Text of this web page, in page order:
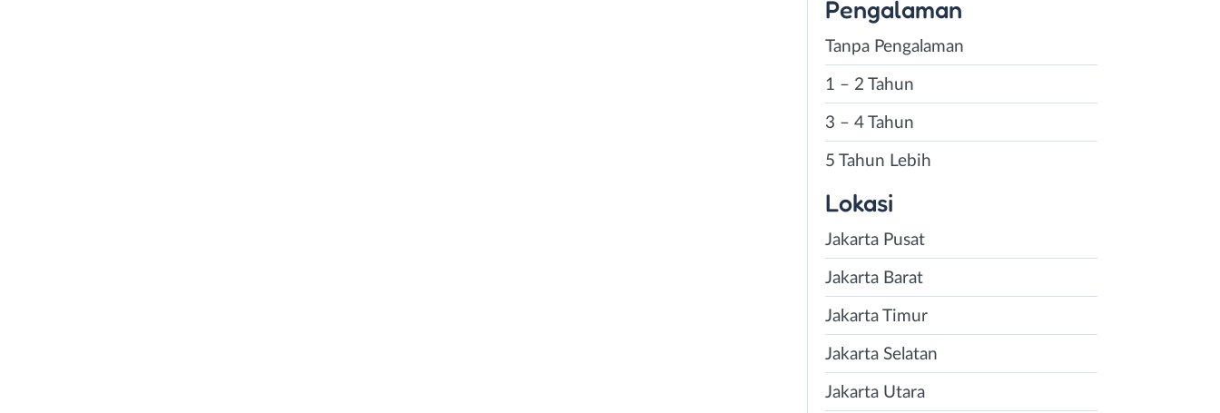
Pengalaman
Tanpa Pengalaman
1 – 2 Tahun
3 – 4 Tahun
5 Tahun Lebih
Lokasi
Jakarta Pusat
Jakarta Barat
Jakarta Timur
Jakarta Selatan
Jakarta Utara